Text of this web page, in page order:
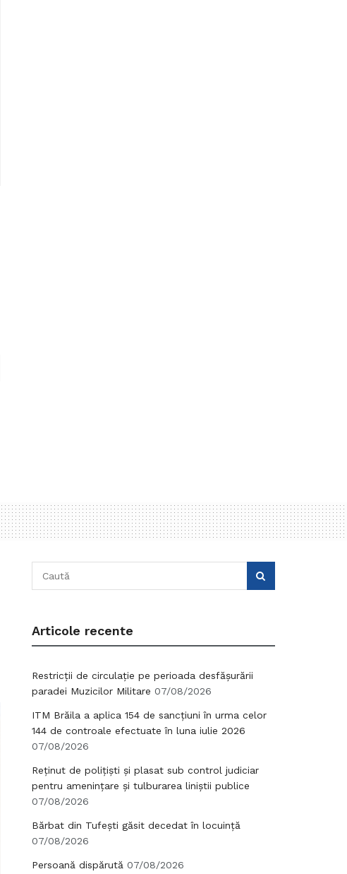
Articole recente
Restricții de circulație pe perioada desfășurării
paradei Muzicilor Militare 07/08/2026
ITM Brăila a aplica 154 de sancțiuni în urma celor
144 de controale efectuate în luna iulie 2026
07/08/2026
Reținut de polițiști și plasat sub control judiciar
pentru amenințare și tulburarea liniștii publice
07/08/2026
Bărbat din Tufești găsit decedat în locuință
07/08/2026
Persoană dispărută 07/08/2026